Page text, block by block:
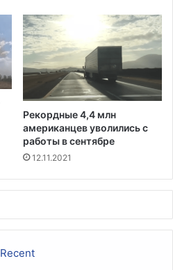
Рекордные 4,4 млн
американцев уволились с
работы в сентябре
12.11.2021
Recent